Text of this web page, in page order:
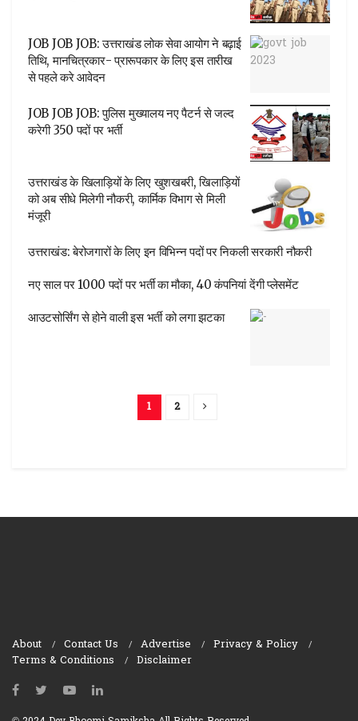
JOB JOB JOB: उत्तराखंड लोक सेवा आयोग ने बढ़ाई
तिथि, मानचित्रकार- प्रारूपकार के लिए इस तारीख
से पहले करे आवेदन
JOB JOB JOB: पुलिस मुख्यालय नए पैटर्न से जल्द
करेगी 350 पदों पर भर्ती
उत्तराखंड के खिलाड़ियों के लिए खुशखबरी, खिलाड़ियों
को अब सीधे मिलेगी नौकरी, कार्मिक विभाग से मिली
मंजूरी
उत्तराखंड: बेरोजगारों के लिए इन विभिन्न पदों पर निकली सरकारी नौकरी
नए साल पर 1000 पदों पर भर्ती का मौका, 40 कंपनियां देंगी प्लेसमेंट
आउटसोर्सिंग से होने वाली इस भर्ती को लगा झटका
1 2
About Contact Us Advertise
Privacy & Policy
Terms & Conditions
Disclaimer